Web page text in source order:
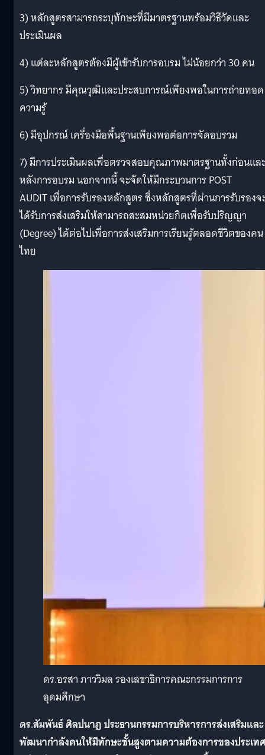
3) หลักสูตรสามารถระบุทักษะที่มีมาตรฐานพร้อมวิธีวัดและ
ประเมินผล
4) แต่ละหลักสูตรต้องมีผู้เข้ารับการอบรม ไม่น้อยกว่า 30 คน
5) วิทยากร มีคุณวุฒิและประสบการณ์เพียงพอในการถ่ายทอด
ความรู้
6) มีอุปกรณ์ เครื่องมือพื้นฐานเพียงพอต่อการจัดอบรวม
7) มีการประเมินผลเพื่อตรวจสอบคุณภาพมาตรฐานทั้งก่อนแล
หลังการอบรม นอกจากนี้ จะจัดให้มีกระบวนการ POST
AUDIT เพื่อการรับรองหลักสูตร ซึ่งหลักสูตรที่ผ่านการรับรองจ
ได้รับการส่งเสริมให้สามารถสะสมหน่วยกิตเพื่อรับปริญญา
(Degree) ได้ต่อไปเพื่อการส่งเสริมการเรียนรู้ตลอดชีวิตของคน
ไทย
ดร.อรสา ภาววิมล รองเลขาธิการคณะกรรมการการ
อุดมศึกษา
ดร.สัมพันธ์ ศิลปนาฎ ประธานกรรมการบริหารการส่งเสริมและ
พัฒนากำลังคนให้มีทักษะชั้นสูงตามความต้องการของประเท